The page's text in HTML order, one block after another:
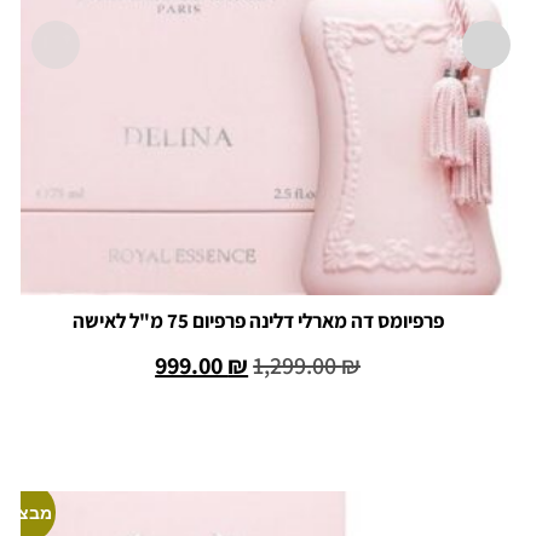
פרפיומס דה מארלי דלינה פרפיום 75 מ"ל לאישה
1,299.00₪
999.00₪
מבצע!